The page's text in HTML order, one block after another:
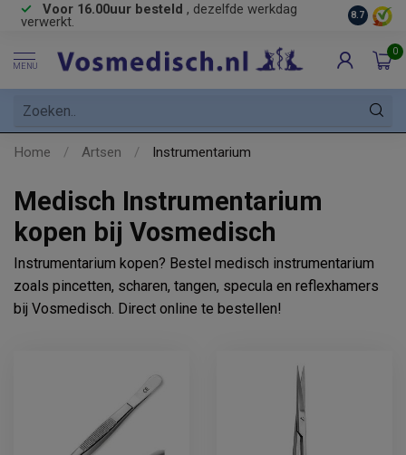
Voor 16.00uur besteld , dezelfde werkdag
verwerkt. Gratis
8.7
MENU
0
Home / Artsen / Instrumentarium
Medisch Instrumentarium
kopen bij Vosmedisch
Instrumentarium kopen? Bestel medisch instrumentarium
zoals pincetten, scharen, tangen, specula en reflexhamers
bij Vosmedisch. Direct online te bestellen!